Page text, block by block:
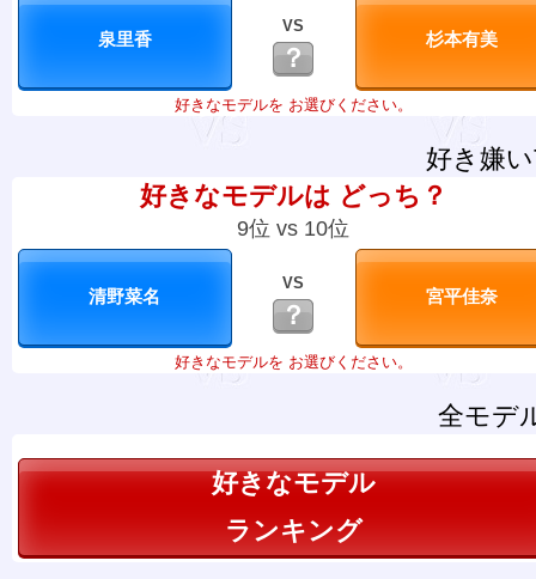
VS
？
好きなモデルを お選びください。
好き嫌
好きなモデルは どっち？
9位 vs 10位
VS
？
好きなモデルを お選びください。
全モデ
好きなモデル
ランキング